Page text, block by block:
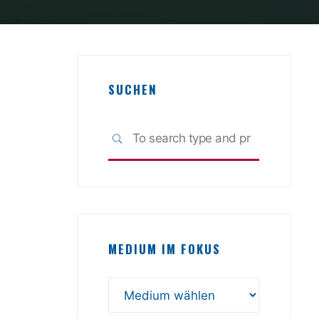
SUCHEN
SEARCH
MEDIUM IM FOKUS